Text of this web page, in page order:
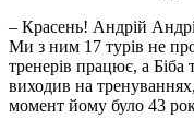
– Красень! Андрій
Ми з ним 17 турів не
тренерів працює, а
виходив на
момент йому було 43